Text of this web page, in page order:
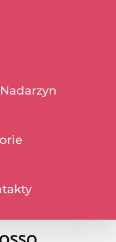
Nadarzyn